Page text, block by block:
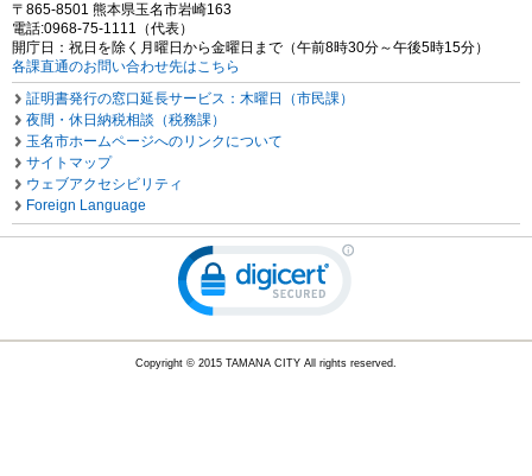
〒865-8501 熊本県玉名市岩崎163
電話:0968-75-1111（代表）
開庁日：祝日を除く月曜日から金曜日まで（午前8時30分～午後5時15分）
各課直通のお問い合わせ先はこちら
証明書発行の窓口延長サービス：木曜日（市民課）
夜間・休日納税相談（税務課）
玉名市ホームページへのリンクについて
サイトマップ
ウェブアクセシビリティ
Foreign Language
Copyright © 2015 TAMANA CITY All rights reserved.